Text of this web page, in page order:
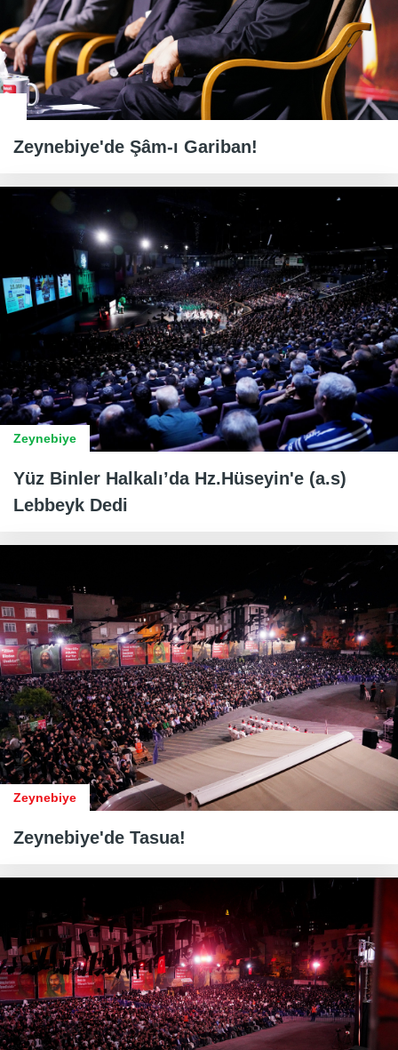
Zeynebiye'de Şâm-ı Gariban!
Zeynebiye
Yüz Binler Halkalı’da Hz.Hüseyin'e (a.s)
Lebbeyk Dedi
Zeynebiye
Zeynebiye'de Tasua!